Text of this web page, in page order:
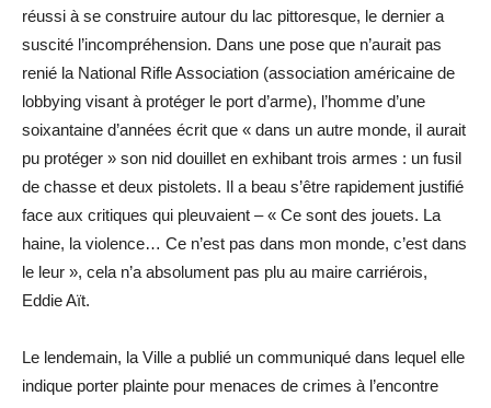
réussi à se construire autour du lac pittoresque, le dernier a
suscité l’incompréhension. Dans une pose que n’aurait pas
renié la National Rifle Association (association américaine de
lobbying visant à protéger le port d’arme), l’homme d’une
soixantaine d’années écrit que « dans un autre monde, il aurait
pu protéger » son nid douillet en exhibant trois armes : un fusil
de chasse et deux pistolets. Il a beau s’être rapidement justifié
face aux critiques qui pleuvaient – « Ce sont des jouets. La
haine, la violence… Ce n’est pas dans mon monde, c’est dans
le leur », cela n’a absolument pas plu au maire ­carriérois,
Eddie Aït.
Le lendemain, la Ville a publié un communiqué dans lequel elle
indique porter plainte pour menaces de crimes à l’encontre